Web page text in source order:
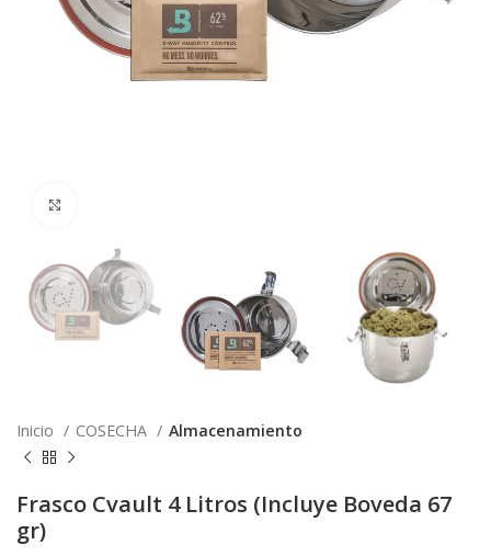
Inicio COSECHA Almacenamiento
Frasco Cvault 4 Litros (Incluye Boveda 67
gr)